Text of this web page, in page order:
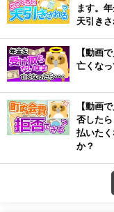
ます。
天引き
【動画
亡くな
【動画
否した
払いた
か？